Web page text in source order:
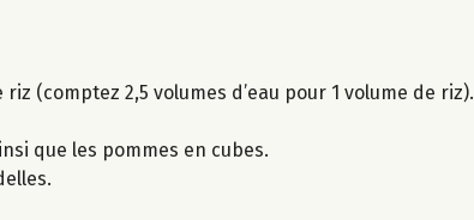
(comptez 2,5 volumes d’eau pour 1 volume de riz).
que les pommes en cubes.